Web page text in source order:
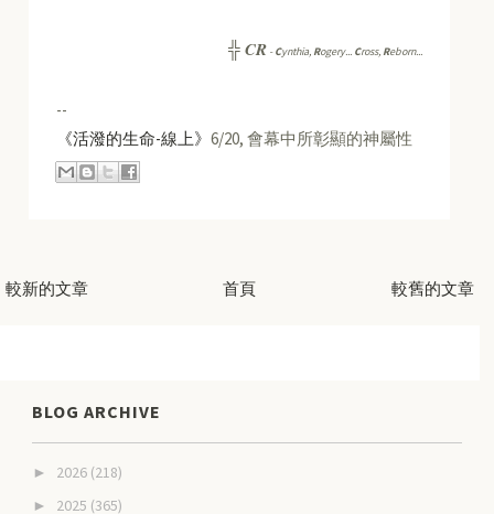
╬CR -Cynthia, Rogery... Cross, Reborn...
--
《活潑的生命-線上》6/20, 會幕中所彰顯的神屬性
較新的文章 較舊的文章
首頁
BLOG ARCHIVE
► 2026 (218)
► 2025 (365)